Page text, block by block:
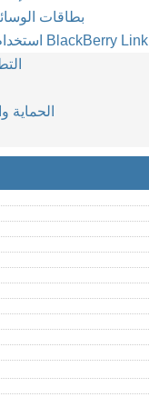
بطاقات
استخدام جهازك مع BlackBerry Link
الحماية